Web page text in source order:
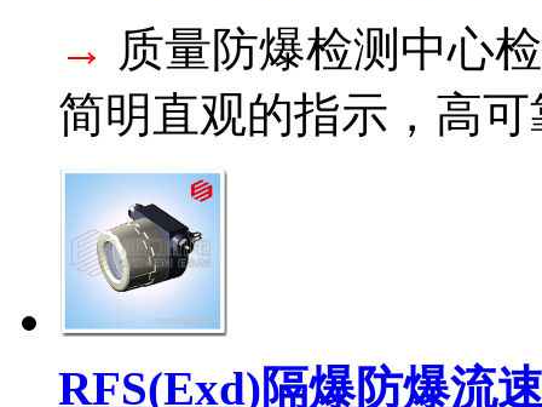
→ 质量防爆检测中心
简明直观的指示，高可
RFS(Exd)隔爆防爆流